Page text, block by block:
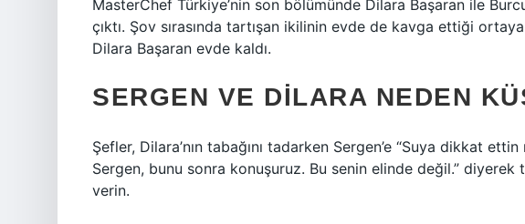
MasterChef Türkiye’nin son bölümünde Dilara Başaran ile
çıktı. Şov sırasında tartışan ikilinin evde de kavga ettiği
Dilara Başaran evde kaldı.
SERGEN VE DILARA NEDEN
Şefler, Dilara’nın tabağını tadarken Sergen’e “Suya dikkat
Sergen, bunu sonra konuşuruz. Bu senin elinde değil.”
verin.